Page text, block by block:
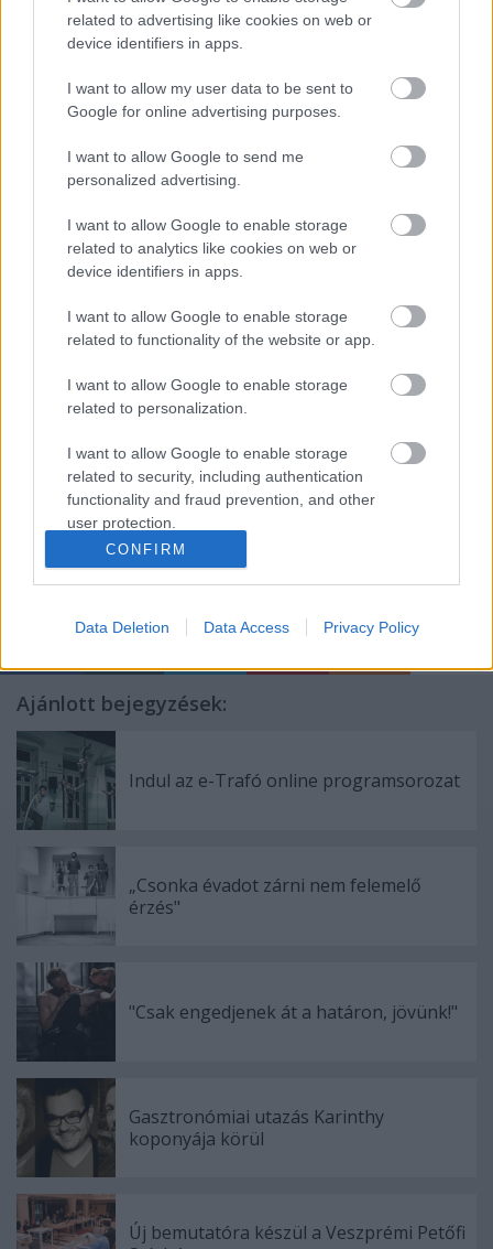
related to advertising like cookies on web or
device identifiers in apps.
I want to allow my user data to be sent to
Google for online advertising purposes.
I want to allow Google to send me
personalized advertising.
I want to allow Google to enable storage
related to analytics like cookies on web or
device identifiers in apps.
I want to allow Google to enable storage
related to functionality of the website or app.
I want to allow Google to enable storage
related to personalization.
I want to allow Google to enable storage
related to security, including authentication
functionality and fraud prevention, and other
user protection.
CONFIRM
Data Deletion Data Access Privacy Policy
el, megjegyezve, hogy az irodalom akkor születik,
amikor az ultima manu, az utolsó kézvonás
A szerző azonban nem zárja ki azt sem, hogy később
újra változtathat művén, hiszen, mint mondta, ha
ha elavul egy könyv, mert az annyit jelent, hogy
betöltötte a funkcióját, felszívódott az emberekbe" -
A címlapon Botticelli-fej, a Vénusz születése című
festmény részlete látható, ez az a kép, amely
meghatározta a gondolkodásunkat a reneszánsz óta
- mondta. "Úgy gondolom, hogy a Vénusz születése
és a szépség születése valahogy egymásba játszik.
Szép, fiatal hölgy egy kagyló közepén, én így
képzelem el a boldogságot" - mondta Ungvári
Tamás.
3 óra 30 perckor az Oroszlános kútnál lévő
színpadon vesz részt beszélgetésen, pénteken és
szombaton 4 órától dedikálja könyvét a Scolar Kiadó
standján.
Ajánlott bejegyzések:
Indul az e-Trafó online programsorozat
„Csonka évadot zárni nem felemelő
érzés"
"Csak engedjenek át a határon, jövünk!"
Gasztronómiai utazás Karinthy
koponyája körül
Új bemutatóra készül a Veszprémi Petőfi